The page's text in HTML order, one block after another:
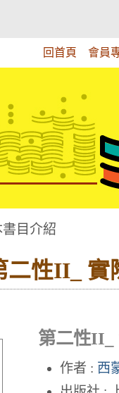
回首頁 會員
目介紹
二性II_
第二性II_
作者 : 西